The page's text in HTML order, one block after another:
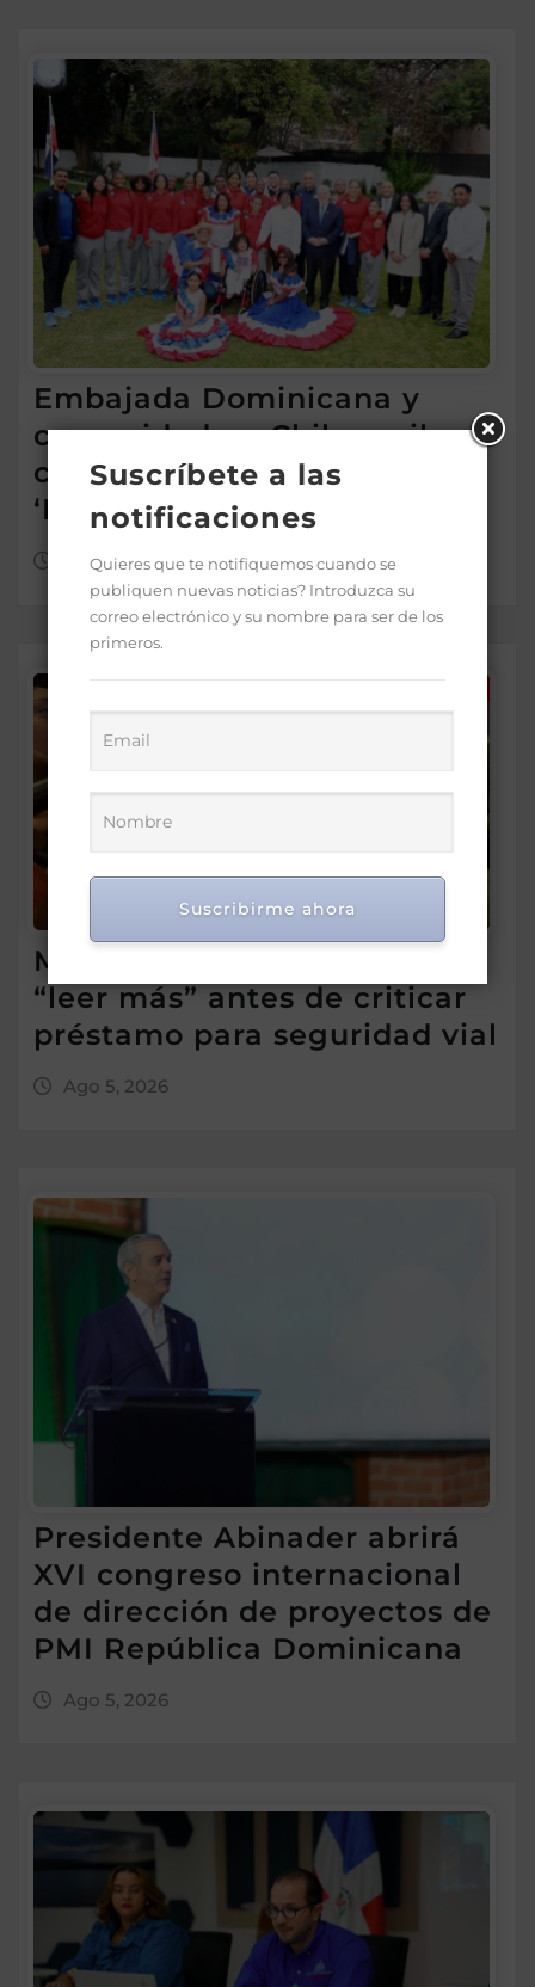
Embajada Dominicana y
comunidad en Chile reciben
con entusiasmo a las
‘Princesas del Caribe’
Ago 6, 2026
Morrison insta a diputados a
“leer más” antes de criticar
préstamo para seguridad vial
Ago 5, 2026
Presidente Abinader abrirá
XVI congreso internacional
de dirección de proyectos de
PMI República Dominicana
Ago 5, 2026
Suscríbete a las
notificaciones
Quieres que te notifiquemos cuando se
publiquen nuevas noticias? Introduzca su
correo electrónico y su nombre para ser de los
primeros.
Suscribirme ahora